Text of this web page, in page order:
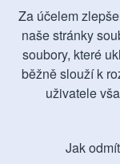
Za účelem
naše stránky
soubory, které
běžně slouží k
uživatele
Jak